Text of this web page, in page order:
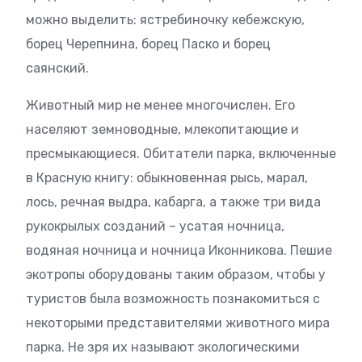
можно выделить: ястребиночку кебежскую,
борец Черепнина, борец Паско и борец
саянский.
Животный мир не менее многочислен. Его
населяют земноводные, млекопитающие и
пресмыкающиеся. Обитатели парка, включенные
в Красную книгу: обыкновенная рысь, марал,
лось, речная выдра, кабарга, а также три вида
рукокрылых созданий – усатая ночница,
водяная ночница и ночница Иконникова. Пешие
экотропы оборудованы таким образом, чтобы у
туристов была возможность познакомиться с
некоторыми представителями животного мира
парка. Не зря их называют экологическими